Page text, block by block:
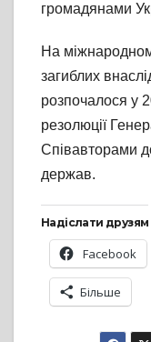
громадянами
На
загиблих
розпочалося у
резолюції
Співавторами
держав.
Надіслати друзям
Facebook
Більше